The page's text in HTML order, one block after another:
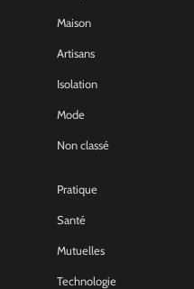
Maison
Artisans
Isolation
Mode
Non classé
Pratique
Santé
Mutuelles
Technologie